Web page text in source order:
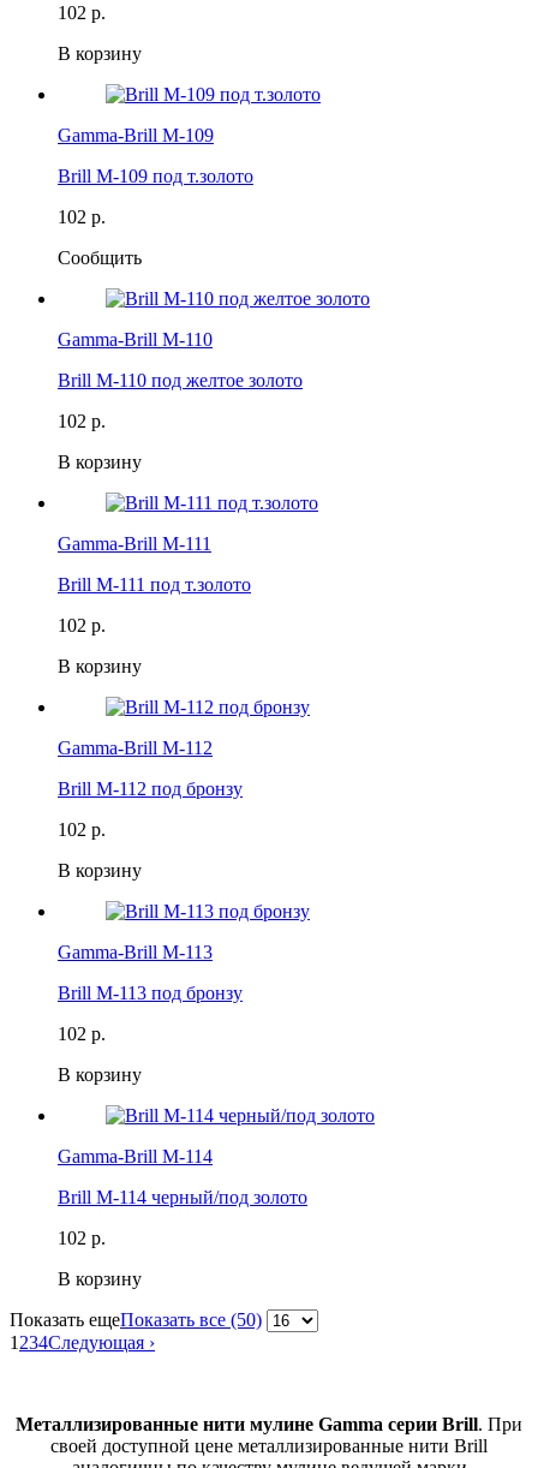
102 р.
В корзину
Gamma-Brill M-109
Brill M-109 под т.золото
102 р.
Сообщить
Gamma-Brill M-110
Brill M-110 под желтое золото
102 р.
В корзину
Gamma-Brill M-111
Brill M-111 под т.золото
102 р.
В корзину
Gamma-Brill M-112
Brill M-112 под бронзу
102 р.
В корзину
Gamma-Brill M-113
Brill M-113 под бронзу
102 р.
В корзину
Gamma-Brill M-114
Brill M-114 черный/под золото
102 р.
В корзину
Показать ещеПоказать все (50)
1 234Следующая ›
Металлизированные нити мулине Gamma серии Brill. При
своей доступной цене металлизированные нити Brill